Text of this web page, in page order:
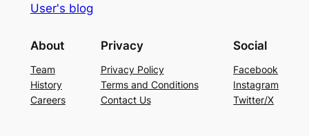
User's blog
About
Team
History
Careers
Privacy
Privacy Policy
Terms and Conditions
Contact Us
Social
Facebook
Instagram
Twitter/X